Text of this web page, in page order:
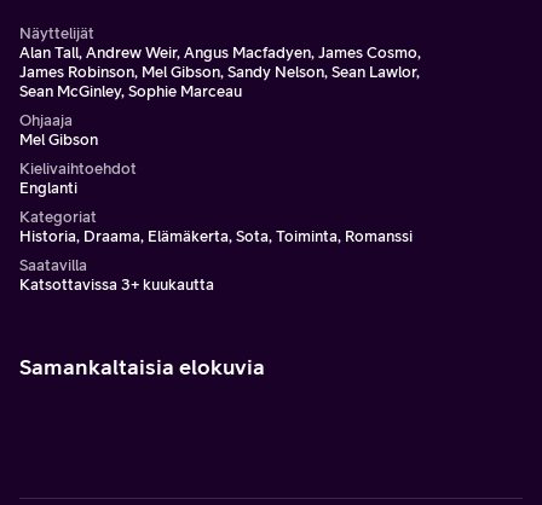
Näyttelijät
Alan Tall, Andrew Weir, Angus Macfadyen, James Cosmo,
James Robinson, Mel Gibson, Sandy Nelson, Sean Lawlor,
Sean McGinley, Sophie Marceau
Ohjaaja
Mel Gibson
Kielivaihtoehdot
Englanti
Kategoriat
Historia, Draama, Elämäkerta, Sota, Toiminta, Romanssi
Saatavilla
Katsottavissa 3+ kuukautta
Samankaltaisia elokuvia